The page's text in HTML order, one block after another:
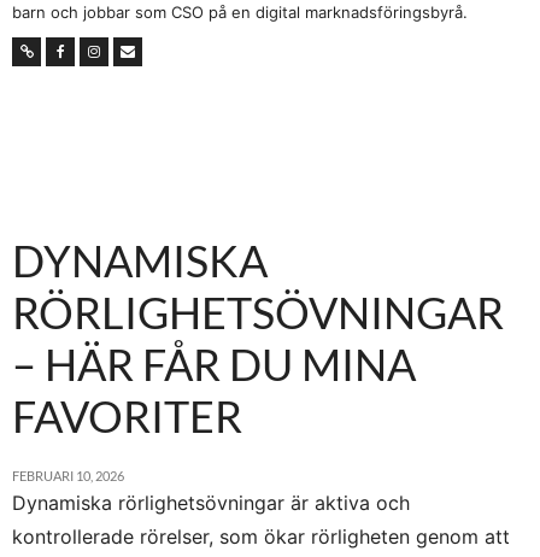
barn och jobbar som CSO på en digital marknadsföringsbyrå.
DYNAMISKA
RÖRLIGHETSÖVNINGAR
– HÄR FÅR DU MINA
FAVORITER
FEBRUARI 10, 2026
Dynamiska rörlighetsövningar är aktiva och
kontrollerade rörelser, som ökar rörligheten genom att